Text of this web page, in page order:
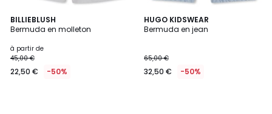
BILLIEBLUSH
Bermuda en molleton
à partir de
45,00 €
22,50 € -50%
HUGO KIDSWEAR
Bermuda en jean
65,00 €
32,50 € -50%